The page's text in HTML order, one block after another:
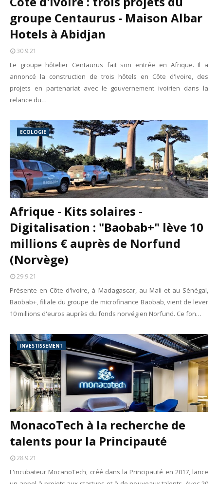
Unknown - May 09 2026
Tourisme : l'Afrique fait le pari du luxe et de la durabilité
Economie : quand le roi dollar grince
Le cours de l'or au plus haut depuis juin 2026
Tsirisoa Edition -Aug 06 2026
Voaara Madagascar intègre Design Hotels. P. Kjellgren, son
Île Maurice : le tourisme reprend des couleurs
Unknown
-Aug 03 2026
groupe Centaurus - Maison Albar
Hotels à Abidjan
30.9.21
Le groupe hôtelier Centaurus fait son entrée en Afrique. Il a
annoncé la construction de trois hôtels en Côte d'Ivoire, des
projets en partenariat avec le gouvernement ivoirien dans la
relance du…
ECOLOGIE
Afrique - Kits solaires -
Digitalisation : "Baobab+" lève 10
millions € auprès de Norfund
(Norvège)
29.9.21
Présente en Côte d'Ivoire, à Madagascar, au Mali et au Sénégal,
Baobab+, filiale du groupe de microfinance Baobab, vient de lever
10 millions d'euros auprès du fonds norvégien Norfund. Ce fon…
INVESTISSEMENT
MonacoTech à la recherche de
talents pour la Principauté
28.9.21
L'incubateur MocanoTech, créé dans la Principauté en 2017, lance